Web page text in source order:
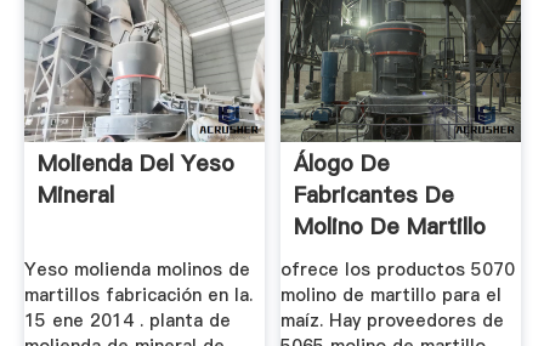
Molienda Del Yeso
Mineral
Yeso molienda molinos de
martillos fabricación en la.
15 ene 2014 . planta de
Álogo De
Fabricantes De
Molino De Martillo
Para El Maíz ...
ofrece los productos 5070
molino de martillo para el
maíz. Hay proveedores de